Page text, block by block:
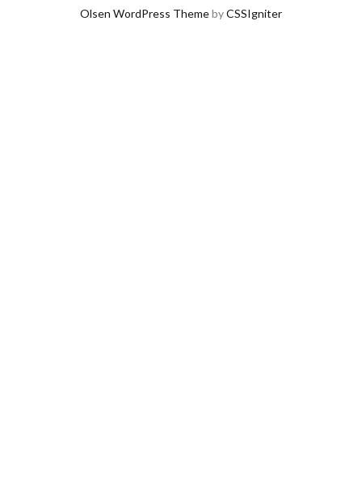
Olsen WordPress ThemebyCSSIgniter